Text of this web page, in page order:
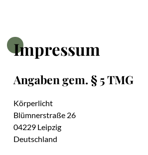
Impressum
Angaben gem. § 5 TMG
Körperlicht
Blümnerstraße 26
04229 Leipzig
Deutschland